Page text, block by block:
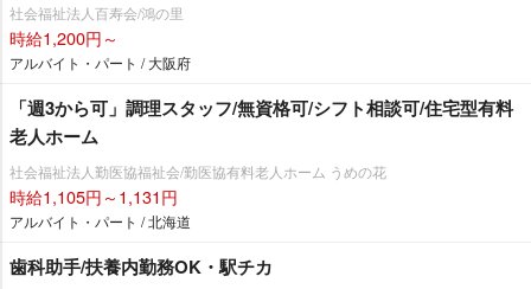
社会福祉法人百寿会/鴻の里
時給1,200円～
アルバイト・パート / 大阪府
「週3から可」調理スタッフ/無資格可/シフト相談可/住宅型有料
老人ホーム
社会福祉法人勤医協福祉会/勤医協有料老人ホーム うめの花
時給1,105円～1,131円
アルバイト・パート / 北海道
歯科助手/扶養内勤務OK・駅チカ